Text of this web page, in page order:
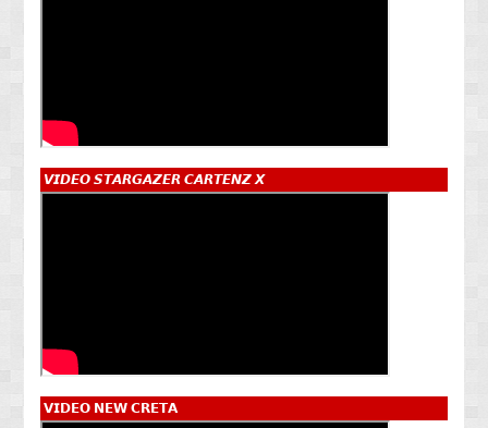
𝙑𝙄𝘿𝙀𝙊 𝙎𝙏𝘼𝙍𝙂𝘼𝙕𝙀𝙍 𝘾𝘼𝙍𝙏𝙀𝙉𝙕 𝙓
𝗩𝗜𝗗𝗘𝗢 𝗡𝗘𝗪 𝗖𝗥𝗘𝗧𝗔